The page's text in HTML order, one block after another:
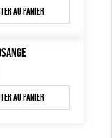
au panier
au panier